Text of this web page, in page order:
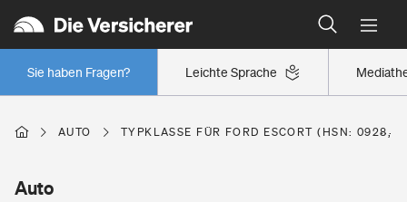
Leichte Sprache
Sie haben Fragen?
Wer versichert was: Jetzt Versicherer finden
Regionalklassen: So ist Ihre Region eingestuft
Wer versichert was: Jetzt Versicherer finden
AUTO TYPKLASSE FÜR FORD ESCORT (HSN: 0928,
Auto